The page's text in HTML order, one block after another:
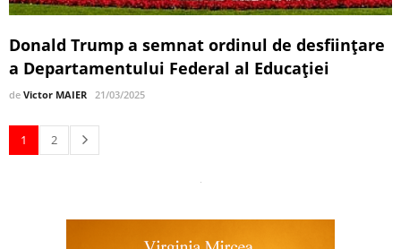
Donald Trump a semnat ordinul de desființare
a Departamentului Federal al Educației
de Victor MAIER 21/03/2025
1 2